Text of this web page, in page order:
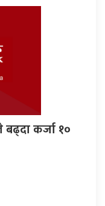
कर्जा १०